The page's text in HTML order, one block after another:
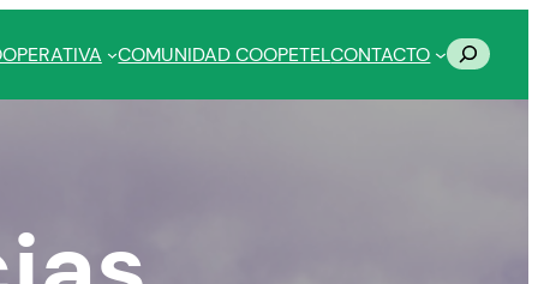
COMUNIDAD COOPETELCONTACTO Buscar